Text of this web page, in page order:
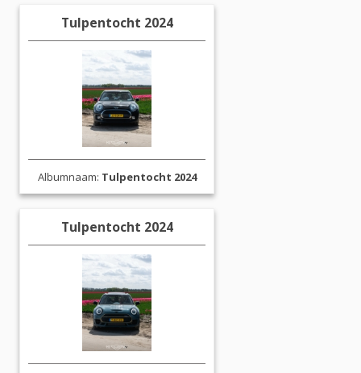
Tulpentocht 2024
Albumnaam: Tulpentocht 2024
Tulpentocht 2024